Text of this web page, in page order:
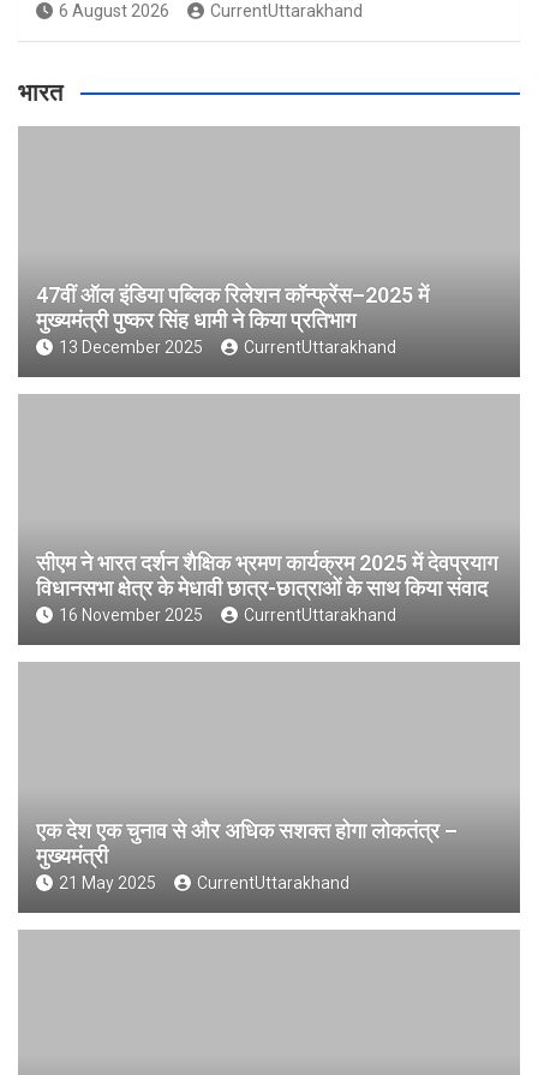
6 August 2026 CurrentUttarakhand
भारत
47वीं ऑल इंडिया पब्लिक रिलेशन कॉन्फ्रेंस–2025 में
मुख्यमंत्री पुष्कर सिंह धामी ने किया प्रतिभाग
13 December 2025 CurrentUttarakhand
सीएम ने भारत दर्शन शैक्षिक भ्रमण कार्यक्रम 2025 में देवप्रयाग
विधानसभा क्षेत्र के मेधावी छात्र-छात्राओं के साथ किया संवाद
16 November 2025 CurrentUttarakhand
एक देश एक चुनाव से और अधिक सशक्त होगा लोकतंत्र –
मुख्यमंत्री
21 May 2025 CurrentUttarakhand